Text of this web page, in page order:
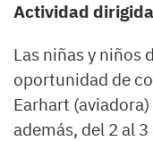
Actividad
Las niñas y niños
oportunidad de
Earhart
además, del 2 al